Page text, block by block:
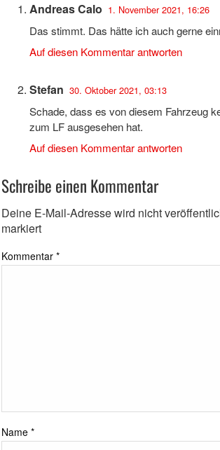
Andreas Calo 1. November 2021, 16:26
Das stimmt. Das hätte ich auch gerne
Auf diesen Kommentar antworten
Stefan 30. Oktober 2021, 03:13
Schade, dass es von diesem Fahrzeug
zum LF ausgesehen hat.
Auf diesen Kommentar antworten
Schreibe einen Kommentar
Deine E-Mail-Adresse wird nicht
markiert
Kommentar *
Name *